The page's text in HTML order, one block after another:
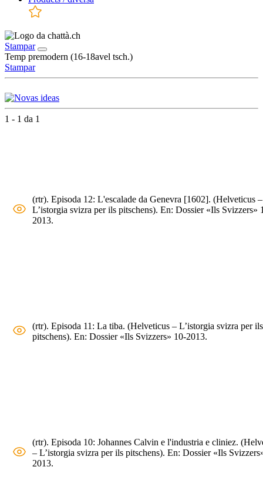
Stampar
Temp premodern (16-18avel tsch.)
Stampar
1 - 1 da 1
(rtr). Episoda 12: L'escalade da Genevra [1602]. (Helveticus –
L’istorgia svizra per ils pitschens). En: Dossier «Ils Svizzers»
2013.
(rtr). Episoda 11: La tiba. (Helveticus – L’istorgia svizra per ils
pitschens). En: Dossier «Ils Svizzers» 10-2013.
(rtr). Episoda 10: Johannes Calvin e l'industria e cliniez.
– L’istorgia svizra per ils pitschens). En: Dossier «Ils
2013.